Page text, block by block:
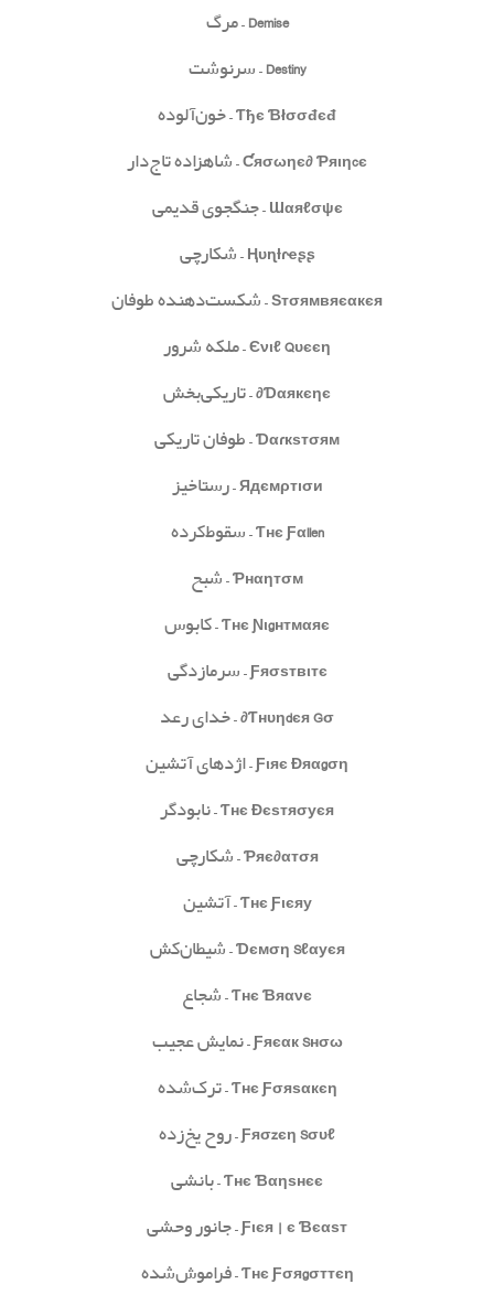
Demise– مرگ
Destiny– سرنوشت
Ƭђє Ɓłσσđєđ– خون‌آلوده
Ƈяσωηє∂ Ƥяιηcє– شاهزاده تاج‌دار
Ɯαяℓσψє– جنگجوی قدیمی
Ⱨυɳƚɾҽʂʂ– شکارچی
Ѕтσямвяєαкєя– شکست‌دهنده طوفان
Єνιℓ Qυєєη– ملکه شرور
Ɗαякєηє∂ – تاریکی‌بخش
Ɗαɾкѕтσям– طوفان تاریکی
Ядємρтıσи– رستاخیز
Ƭнє Ƒαllen– سقوط‌کرده
Ƥнαηтσм– شبح
Ƭнє Ɲιgнтмαяє– کابوس
Ƒяσѕтвιтє– سرمازدگی
Ƭнυηdєя Gσ∂ – خدای رعد
Ƒιяє Đяαgση– اژدهای آتشین
Ƭнє Đєѕтяσуєя– نابودگر
Ƥяє∂αтσя– شکارچی
Ƭнє Ƒιєяу– آتشین
Ɗємση Sℓαуєя– شیطان‌کش
Ƭнє Ɓяανє– شجاع
Ƒяєαк Sнσω– نمایش عجیب
Ƭнє Ƒσяѕαкєη– ترک‌شده
Ƒяσzєη Sσυℓ– روح یخ‌زده
Ƭнє Ɓαηѕнєє– بانشی
Ƒιєя¢є Ɓєαѕт– جانور وحشی
Ƭнє Ƒσяgσттєη– فراموش‌شده